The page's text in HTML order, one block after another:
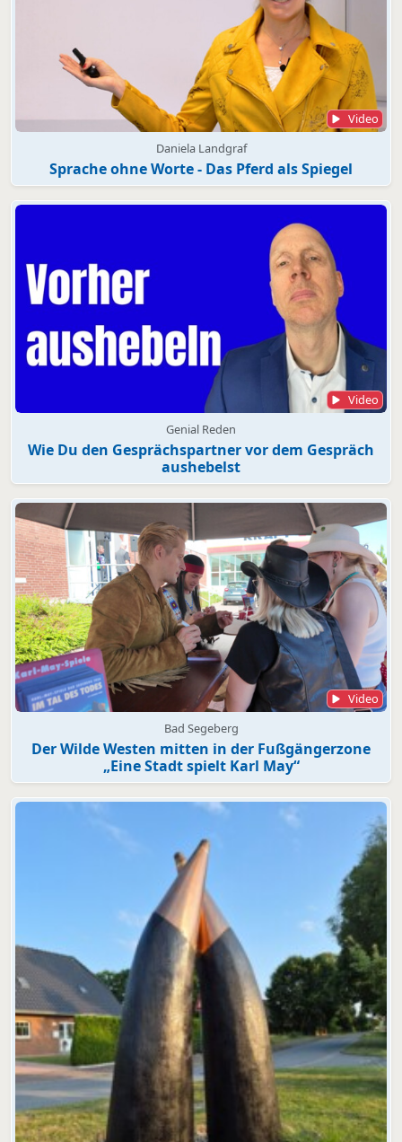
Video
Daniela Landgraf
Sprache ohne Worte - Das Pferd als Spiegel
Video
Genial Reden
Wie Du den Gesprächspartner vor dem Gespräch
aushebelst
Video
Bad Segeberg
Der Wilde Westen mitten in der Fußgängerzone
„Eine Stadt spielt Karl May“